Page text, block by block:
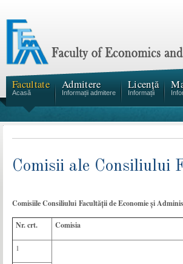
Facultate
Acasă
Admitere
Informații admitere
Licență
Informații
Comisii ale Consiliului
Comisiile Consiliului Facultății de Economie și
Nr. crt. Comisia
1